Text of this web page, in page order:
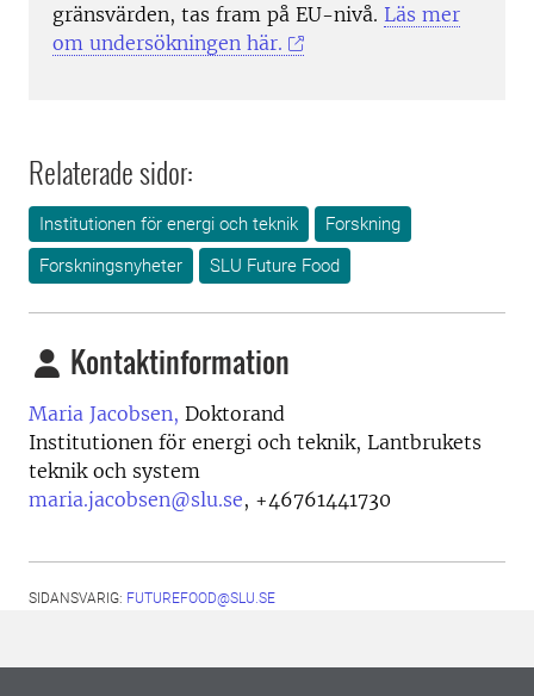
gränsvärden, tas fram på EU-nivå. Läs mer
om undersökningen här.
Relaterade sidor:
Institutionen för energi och teknik
Forskning
Forskningsnyheter
SLU Future Food
Kontaktinformation
Maria Jacobsen, Doktorand
Institutionen för energi och teknik, Lantbrukets
teknik och system
maria.jacobsen@slu.se, +46761441730
SIDANSVARIG: FUTUREFOOD@SLU.SE